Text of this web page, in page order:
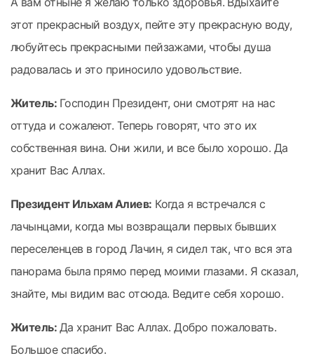
этот прекрасный воздух, пейте эту прекрасную воду,
любуйтесь прекрасными пейзажами, чтобы душа
радовалась и это приносило удовольствие.
Житель: Господин Президент, они смотрят на нас
оттуда и сожалеют. Теперь говорят, что это их
собственная вина. Они жили, и все было хорошо. Да
хранит Вас Аллах.
Президент Ильхам Алиев: Когда я встречался с
лачынцами, когда мы возвращали первых бывших
переселенцев в город Лачин, я сидел так, что вся эта
панорама была прямо перед моими глазами. Я сказал,
знайте, мы видим вас отсюда. Ведите себя хорошо.
Житель: Да хранит Вас Аллах. Добро пожаловать.
Большое спасибо.